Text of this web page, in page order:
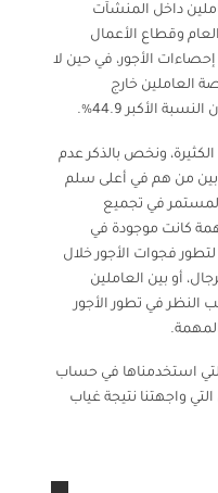
العاملين داخل المنشآت
في القطاع العام وقطاع الأعمال
إحصاءات الأجور، في حين لا
العاملين خارج
الأكبر 44.9%
.
ونخص بالذكر عدم
بين من هم في أعلى سلم
في تجميع
كانت موجودة في
فجوات الأجور خلال
أو بين العاملين
النظر في تطور الأجور
استخدمناها في حساب
واجهتنا نتيجة غياب